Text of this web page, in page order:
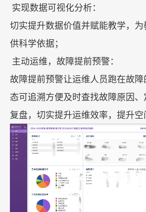
实现数据可视化分析：
切实提升数据价值并赋能教学，
供科学依据；
主动运维，故障提前预警：
故障提前预警让运维人员跑在故
态可追溯方便及时查找故障原因
复盘，切实提升运维效率，提升空